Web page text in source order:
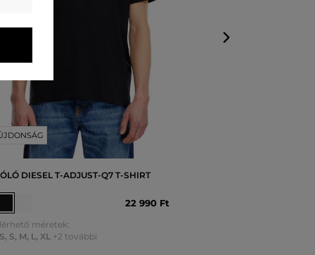
DIESEL T-ADJUST-Q7 T-SHIRT
22 990 Ft
méretek:
, S, M, L, XL +2 további